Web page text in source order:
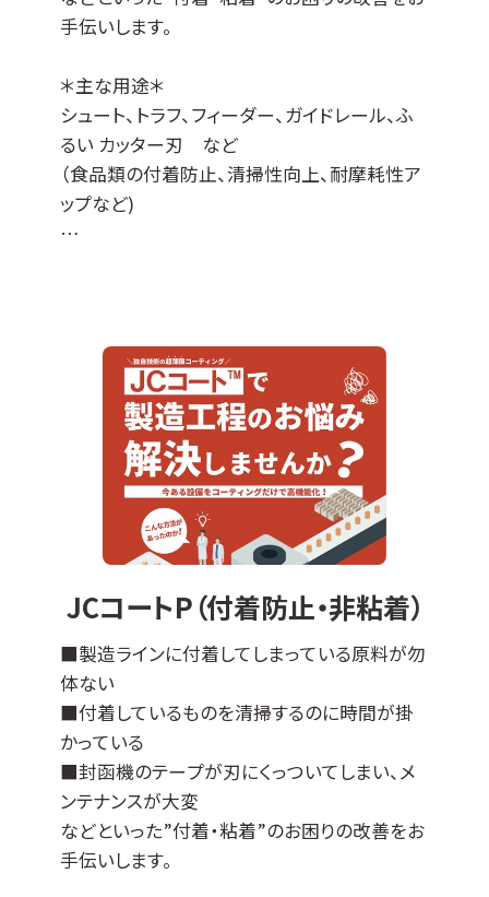
手伝いします。
＊主な用途＊
シュート、トラフ、フィーダー、ガイドレール、ふ
るい カッター刃 など
（食品類の付着防止、清掃性向上、耐摩耗性ア
ップなど)
『JCコートP』は撥水撥油性・非粘着性・防汚性
の機能があります。
※ DLCとは、ダイヤモンドライクカーボンの略
＊適応基材＊
ステンレスなどの導電性基材全般に対応可能
ですが、不向きなものもございます（亜鉛、銅な
も可能です。
その他の母材につきましては、ご相談ください
ませ。
JCコートP（付着防止・非粘着）
■製造ラインに付着してしまっている原料が勿
体ない
■付着しているものを清掃するのに時間が掛
かっている
■封函機のテープが刃にくっついてしまい、メ
ンテナンスが大変
などといった”付着・粘着”のお困りの改善をお
手伝いします。